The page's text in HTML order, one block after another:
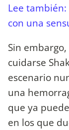
Lee
con una
Sin
cuidarse
escenario
una
que ya
en los que